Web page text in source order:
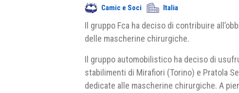
Camic e Soci Italia
Il gruppo Fca ha deciso di contribuire
delle mascherine chirurgiche.
Il gruppo automobilistico ha deciso di
stabilimenti di Mirafiori (Torino) e Pratola
dedicate alle mascherine chirurgiche. A